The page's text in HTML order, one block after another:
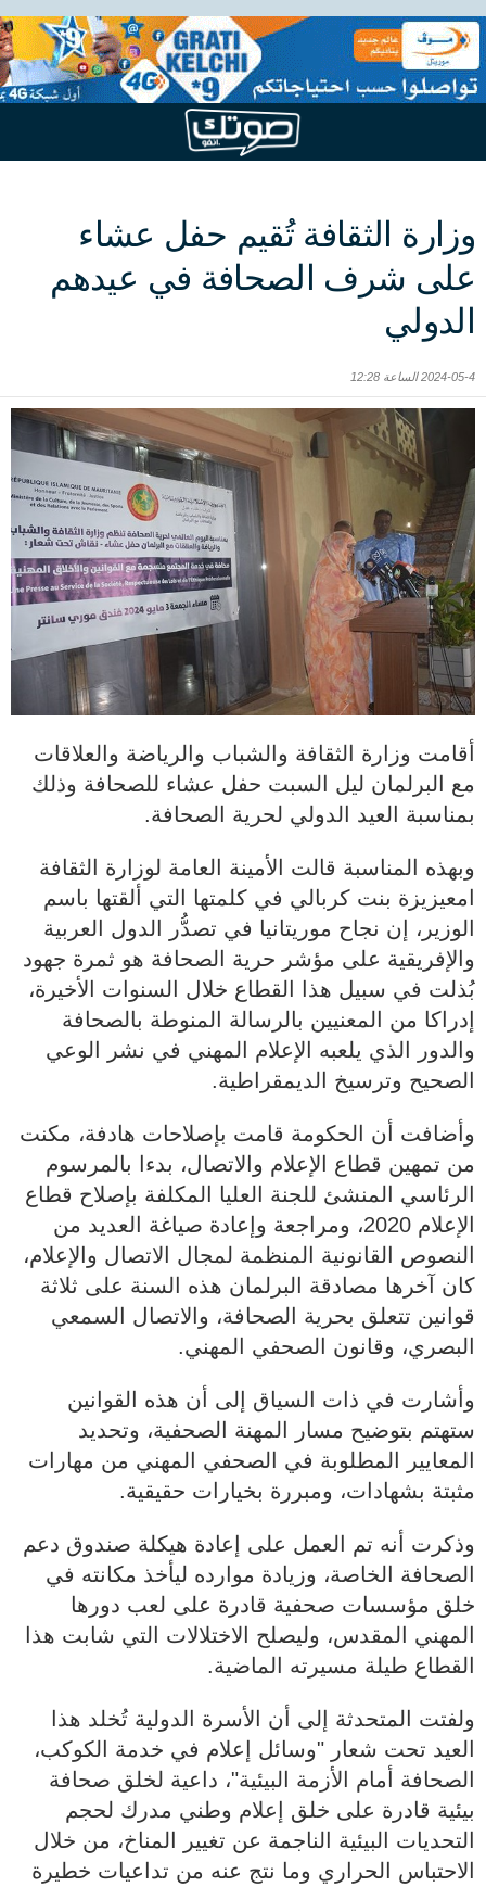
وزارة الثقافة تُقيم حفل عشاء
على شرف الصحافة في عيدهم
الدولي
2024-05-4 الساعة 12:28
أقامت وزارة الثقافة والشباب والرياضة والعلاقات
مع البرلمان ليل السبت حفل عشاء للصحافة وذلك
بمناسبة العيد الدولي لحرية الصحافة.
وبهذه المناسبة قالت الأمينة العامة لوزارة الثقافة
امعيزيزة بنت كربالي في كلمتها التي ألقتها باسم
الوزير، إن نجاح موريتانيا في تصدُّر الدول العربية
والإفريقية على مؤشر حرية الصحافة هو ثمرة جهود
بُذلت في سبيل هذا القطاع خلال السنوات الأخيرة،
إدراكا من المعنيين بالرسالة المنوطة بالصحافة
والدور الذي يلعبه الإعلام المهني في نشر الوعي
الصحيح وترسيخ الديمقراطية.
وأضافت أن الحكومة قامت بإصلاحات هادفة، مكنت
من تمهين قطاع الإعلام والاتصال، بدءا بالمرسوم
الرئاسي المنشئ للجنة العليا المكلفة بإصلاح قطاع
الإعلام 2020، ومراجعة وإعادة صياغة العديد من
النصوص القانونية المنظمة لمجال الاتصال والإعلام،
كان آخرها مصادقة البرلمان هذه السنة على ثلاثة
قوانين تتعلق بحرية الصحافة، والاتصال السمعي
البصري، وقانون الصحفي المهني.
وأشارت في ذات السياق إلى أن هذه القوانين
ستهتم بتوضيح مسار المهنة الصحفية، وتحديد
المعايير المطلوبة في الصحفي المهني من مهارات
مثبتة بشهادات، ومبررة بخيارات حقيقية.
وذكرت أنه تم العمل على إعادة هيكلة صندوق دعم
الصحافة الخاصة، وزيادة موارده ليأخذ مكانته في
خلق مؤسسات صحفية قادرة على لعب دورها
المهني المقدس، وليصلح الاختلالات التي شابت هذا
القطاع طيلة مسيرته الماضية.
ولفتت المتحدثة إلى أن الأسرة الدولية تُخلد هذا
العيد تحت شعار "وسائل إعلام في خدمة الكوكب،
الصحافة أمام الأزمة البيئية"، داعية لخلق صحافة
بيئية قادرة على خلق إعلام وطني مدرك لحجم
التحديات البيئية الناجمة عن تغيير المناخ، من خلال
الاحتباس الحراري وما نتج عنه من تداعيات خطيرة